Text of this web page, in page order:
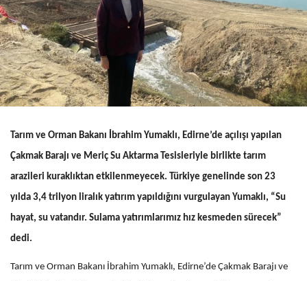
Tarım ve Orman Bakanı İbrahim Yumaklı, Edirne’de açılışı yapılan
Çakmak Barajı ve Meriç Su Aktarma Tesisleriyle birlikte tarım
arazileri kuraklıktan etkilenmeyecek. Türkiye genelinde son 23
yılda 3,4 trilyon liralık yatırım yapıldığını vurgulayan Yumaklı, “Su
hayat, su vatandır. Sulama yatırımlarımız hız kesmeden sürecek”
dedi.
Tarım ve Orman Bakanı İbrahim Yumaklı, Edirne’de Çakmak Barajı ve